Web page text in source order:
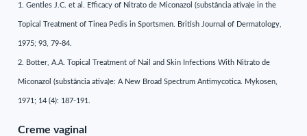
1. Gentles J.C. et al. Efficacy of Nitrato de Miconazol (substância ativa)e in the
Topical Treatment of Tinea Pedis in Sportsmen. British Journal of Dermatology,
1975; 93, 79-84.
2. Botter, A.A. Topical Treatment of Nail and Skin Infections With Nitrato de
Miconazol (substância ativa)e: A New Broad Spectrum Antimycotica. Mykosen,
1971; 14 (4): 187-191.
Creme vaginal